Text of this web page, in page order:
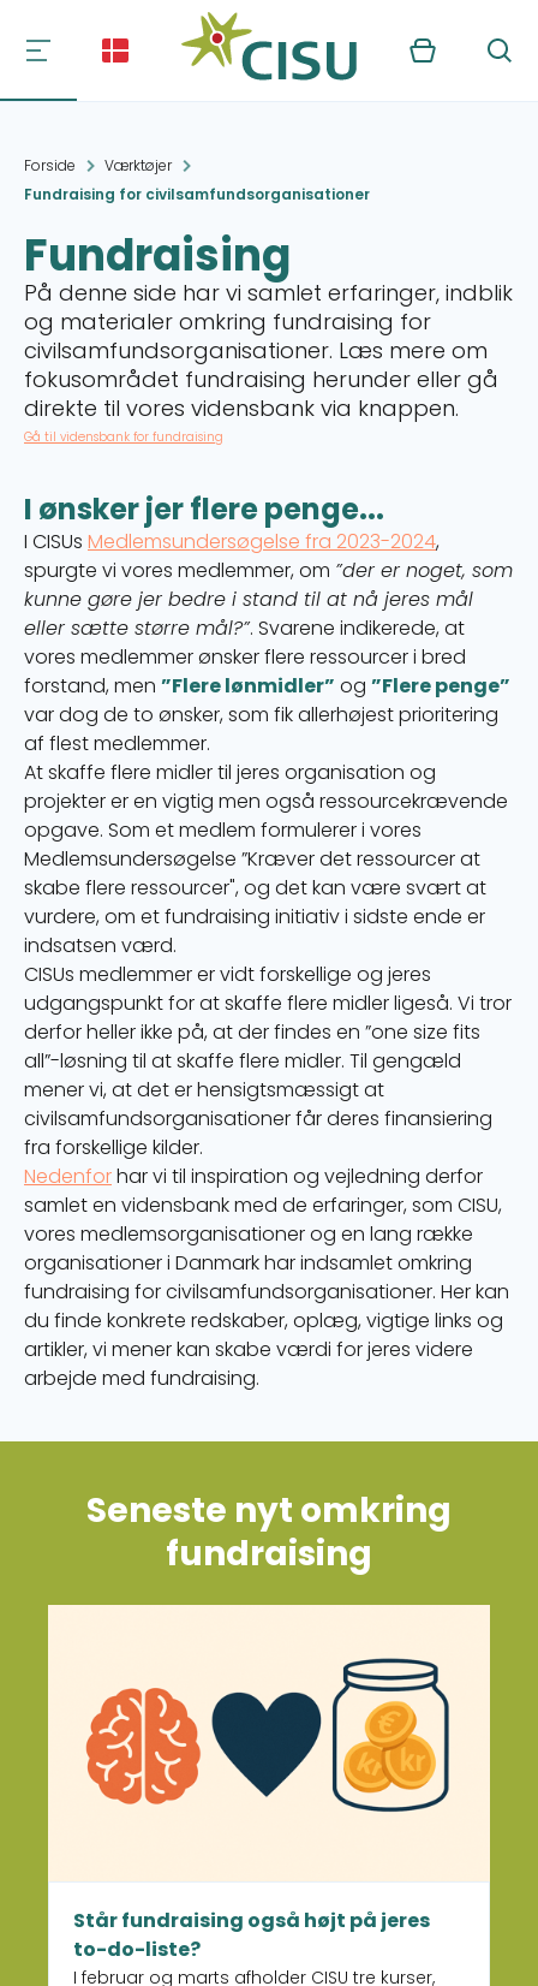
Kurv Søg
Forside
Værktøjer
Fundraising for civilsamfundsorganisationer
Fundraising
På denne side har vi samlet erfaringer, indblik
og materialer omkring fundraising for
civilsamfundsorganisationer. Læs mere om
fokusområdet fundraising herunder eller gå
direkte til vores vidensbank via knappen.
Gå til vidensbank for fundraising
I ønsker jer flere penge...
I CISUs Medlemsundersøgelse fra 2023-2024,
spurgte vi vores medlemmer, om ”der er noget, som
kunne gøre jer bedre i stand til at nå jeres mål
eller sætte større mål?”. Svarene indikerede, at
vores medlemmer ønsker flere ressourcer i bred
forstand, men ”Flere lønmidler” og ”Flere penge”
var dog de to ønsker, som fik allerhøjest prioritering
af flest medlemmer.
At skaffe flere midler til jeres organisation og
projekter er en vigtig men også ressourcekrævende
opgave. Som et medlem formulerer i vores
Medlemsundersøgelse ”Kræver det ressourcer at
skabe flere ressourcer", og det kan være svært at
vurdere, om et fundraising initiativ i sidste ende er
indsatsen værd.
CISUs medlemmer er vidt forskellige og jeres
udgangspunkt for at skaffe flere midler ligeså. Vi tror
derfor heller ikke på, at der findes en ”one size fits
all”-løsning til at skaffe flere midler. Til gengæld
mener vi, at det er hensigtsmæssigt at
civilsamfundsorganisationer får deres finansiering
fra forskellige kilder.
Nedenforhar vi til inspiration og vejledning derfor
samlet en vidensbank med de erfaringer, som CISU,
vores medlemsorganisationer og en lang række
organisationer i Danmark har indsamlet omkring
fundraising for civilsamfundsorganisationer. Her kan
du finde konkrete redskaber, oplæg, vigtige links og
artikler, vi mener kan skabe værdi for jeres videre
arbejde med fundraising.
Seneste nyt omkring
fundraising
Står fundraising også højt på jeres
to-do-liste?
I februar og marts afholder CISU tre kurser,